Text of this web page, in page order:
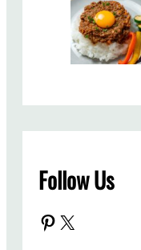
Follow Us
Pinterest X